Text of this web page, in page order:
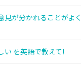
見が分かれることがよ
い を英語で教えて!